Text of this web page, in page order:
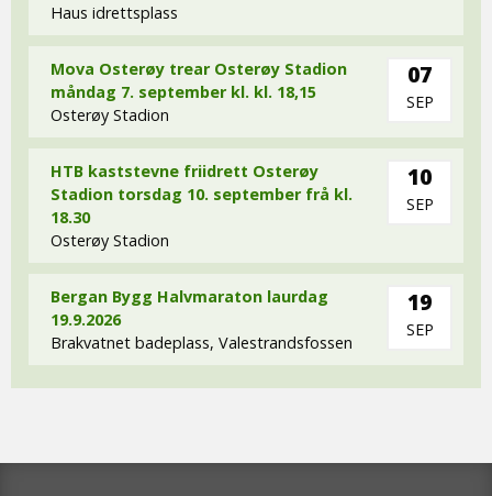
Haus idrettsplass
Mova Osterøy trear Osterøy Stadion
måndag 7. september kl. kl. 18,15
Osterøy Stadion
07
SEP
HTB kaststevne friidrett Osterøy
Stadion torsdag 10. september frå kl.
18.30
Osterøy Stadion
10
SEP
Bergan Bygg Halvmaraton laurdag
19.9.2026
Brakvatnet badeplass, Valestrandsfossen
19
SEP